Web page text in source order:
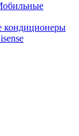
кондиционеры